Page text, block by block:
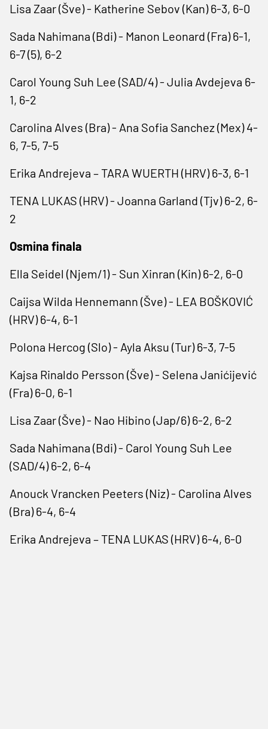
Lisa Zaar (Šve) - Katherine Sebov (Kan) 6-3, 6-0
Sada Nahimana (Bdi) - Manon Leonard (Fra) 6-1,
6-7 (5), 6-2
Carol Young Suh Lee (SAD/4) - Julia Avdejeva 6-
1, 6-2
Carolina Alves (Bra) - Ana Sofia Sanchez (Mex) 4-
6, 7-5, 7-5
Erika Andrejeva – TARA WUERTH (HRV) 6-3, 6-1
TENA LUKAS (HRV) - Joanna Garland (Tjv) 6-2, 6-
2
Osmina finala
Ella Seidel (Njem/1) - Sun Xinran (Kin) 6-2, 6-0
Caijsa Wilda Hennemann (Šve) - LEA BOŠKOVIĆ
(HRV) 6-4, 6-1
Polona Hercog (Slo) - Ayla Aksu (Tur) 6-3, 7-5
Kajsa Rinaldo Persson (Šve) - Selena Janićijević
(Fra) 6-0, 6-1
Lisa Zaar (Šve) - Nao Hibino (Jap/6) 6-2, 6-2
Sada Nahimana (Bdi) - Carol Young Suh Lee
(SAD/4) 6-2, 6-4
Anouck Vrancken Peeters (Niz) - Carolina Alves
(Bra) 6-4, 6-4
Erika Andrejeva – TENA LUKAS (HRV) 6-4, 6-0